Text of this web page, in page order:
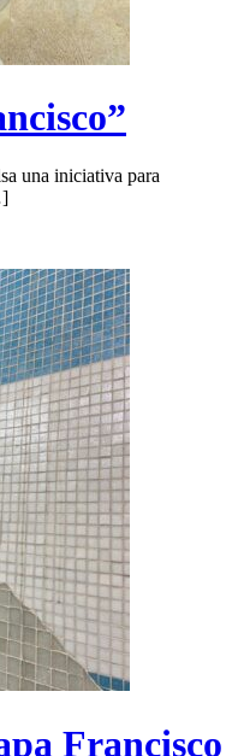
una iniciativa para
Francisco